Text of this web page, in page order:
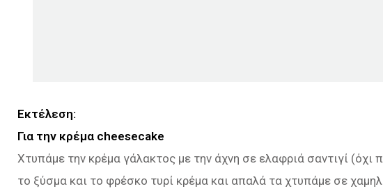
Εκτέλεση:
Για την κρέμα cheesecake
Χτυπάμε την κρέμα γάλακτος με την άχνη σε ελαφριά σαντιγί
το ξύσμα και το φρέσκο τυρί κρέμα και απαλά τα χτυπάμε σε